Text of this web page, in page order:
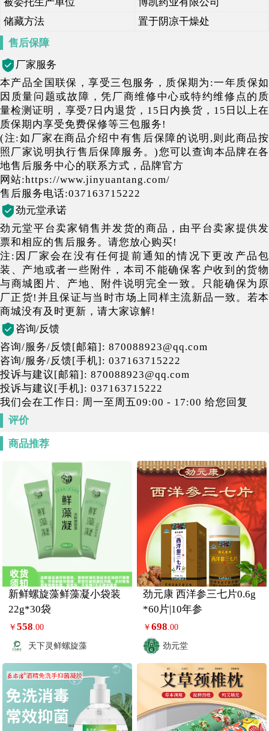
储藏方法
置于阴凉干燥处
售后保障
厂家服务
本产品全国联保，享受三包服务，质保期为:一年质保如
因质量问题或故障，凭厂商维修中心或特约维修点的质
量检测证明，享受7日内退货，15日内换货，15日以上在
质保期内享受免费保修等三包服务!
(注:如厂家在商品介绍中有售后保障的说明,则此商品按
照厂家说明执行售后保障服务。)您可以查询本品牌在各
地售后服务中心的联系方式，品牌官方
网站:https://www.jinyuantang.com/
售后服务电话:037163715222
劲元堂承诺
劲元堂平台卖家销售并发货的商品，由平台卖家提供发
票和相应的售后服务。请您放心购买!
注:因厂家会在没有任何提前通知的情况下更改产品包
装、产地或者一些附件，本司不能确保客户收到的货物
与商城图片、产地、附件说明完全一致。只能确保为原
厂正货!并且保证与当时市场上同样主流新品一致。若本
商城没有及时更新，请大家谅解!
咨询/反馈
咨询/服务/反馈[邮箱]: 870088923@qq.com
咨询/服务/反馈[手机]: 037163715222
投诉与建议[邮箱]: 870088923@qq.com
投诉与建议[手机]: 037163715222
我们会在工作日: 周一至周五09:00 - 17:00 给您回复
评价
商品推荐
新鲜螺旋藻鲜藻凝小袋装
22g*30袋
￥558 .00
天下灵鲜螺旋藻
劲元康 西洋参三七片0.6g
*60片|10年参
￥698 .00
劲元堂